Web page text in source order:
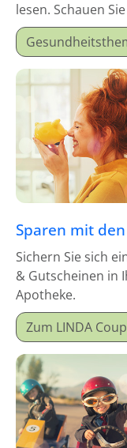
lesen. Schauen
sich schlau!
Sparen mit
Sichern Sie sich
& Gutscheinen in
Apotheke.
Zum LINDA